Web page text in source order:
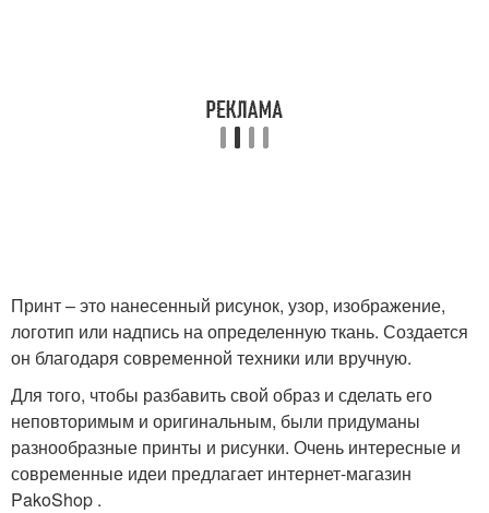
Принт – это нанесенный рисунок, узор, изображение,
логотип или надпись на определенную ткань. Создается
он благодаря современной техники или вручную.
Для того, чтобы разбавить свой образ и сделать его
неповторимым и оригинальным, были придуманы
разнообразные принты и рисунки. Очень интересные и
современные идеи предлагает интернет-магазин
PakoShop .